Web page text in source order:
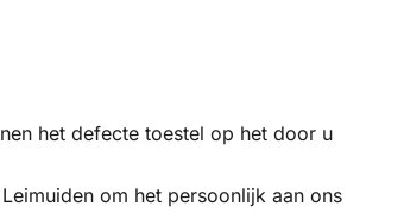
het defecte toestel op het door u
om het persoonlijk aan ons